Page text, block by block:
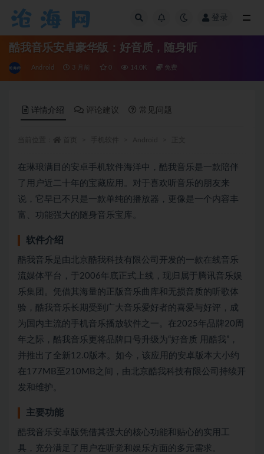
登录
酷我音乐安卓豪华版：好音质，随身听
Android 3 月前 0 14.0K 免费
详情介绍 评论建议 常见问题
在琳琅满目的安卓手机软件海洋中，酷我音乐是一款陪伴
了用户近二十年的宝藏应用。对于喜欢听音乐的朋友来
说，它早已不只是一款单纯的播放器，更像是一个内容丰
富、功能强大的随身音乐宝库。
软件介绍
酷我音乐是由北京酷我科技有限公司开发的一款在线音乐
流媒体平台，于2006年底正式上线，现归属于腾讯音乐娱
乐集团。凭借其海量的正版音乐曲库和无损音质的听歌体
验，酷我音乐长期受到广大音乐爱好者的喜爱与好评，成
为国内主流的手机音乐播放软件之一。在2025年品牌20周
年之际，酷我音乐更将品牌口号升级为“好音质 用酷我”，
并推出了全新12.0版本。如今，该应用的安卓版本大小约
在177MB至210MB之间，由北京酷我科技有限公司持续开
发和维护。
主要功能
酷我音乐安卓版凭借其强大的核心功能和贴心的实用工
具，充分满足了用户在听觉和娱乐方面的多元需求。